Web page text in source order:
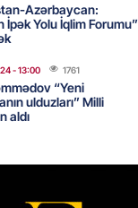
Sazişi”nin
Azərbaycan:
İpək Yolu İqlim Forumu”
- 13:00 1761
“Yeni
ulduzları” Milli
aldı